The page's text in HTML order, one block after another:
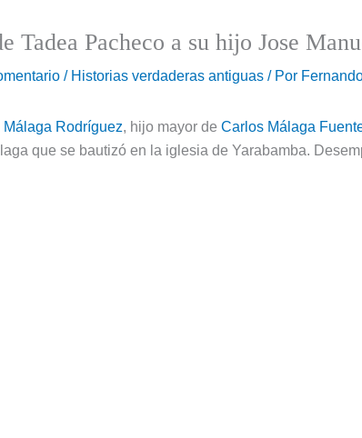
Tadea Pacheco a su hijo Jose
/ Historias verdaderas antiguas / Por
Málaga Rodríguez, hijo mayor de Carlos Málaga
que se bautizó en la iglesia de Yarabamba.